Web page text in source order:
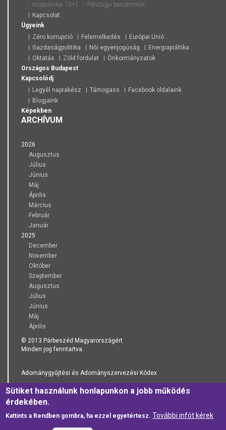
Közpolitikai 13+1
Pénzügyi beszámolók
Kapcsolat
Ügyeink
Zéro korrupció
Felemelkedés
Európai Unió
Gazdaságpolitika
Női egyenjogúság
Energiapolitika
Oktatás
Zöld fordulat
Önkormányzatok
Országos Budapest
Kapcsolódj
Legyél naprakész
Támogass
Facebook oldalaink
Blogjaink
Képekben
ARCHÍVUM
2026
Augusztus
Július
Június
Máj
Április
Március
Február
Január
2025
December
November
Október
Szeptember
Augusztus
Július
Június
Máj
Április
© 2013 Párbeszéd Magyarországért
Minden jog fenntartva.
Adománygyűjtési és Adományszervezési Kódex
Sütiket használunk honlapunkon a jobb működés
érdekében.
Kattints a Rendben gombra, ha ezzel egyetértesz. További infót kérek